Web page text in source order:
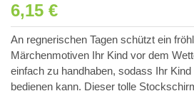
6,15 €
An regnerischen Tagen schützt ein
Märchenmotiven Ihr Kind vor dem
einfach zu handhaben, sodass Ihr
bedienen kann. Dieser tolle